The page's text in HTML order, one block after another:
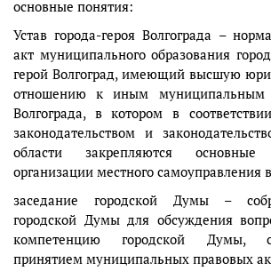
основные понятия:
Устав города-героя Волгограда –
акт муниципального образования
герой Волгоград, имеющий высшую
отношению к иным муниципальным
Волгограда, в котором в
законодательством и
области закрепляются
организации местного самоуправления
заседание городской Думы –
городской Думы для обсуждения
компетенцию городской Думы,
принятием муниципальных правовых